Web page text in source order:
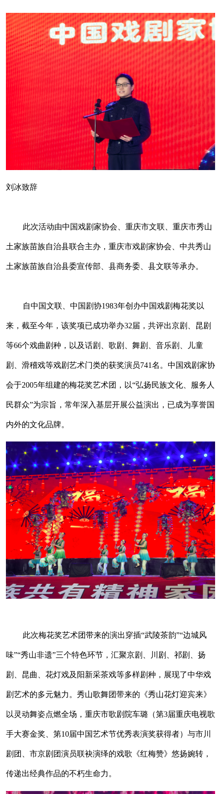
刘冰致辞
此次活动由中国戏剧家协会、重庆市文联、重庆市秀山
土家族苗族自治县联合主办，重庆市戏剧家协会、中共秀山
土家族苗族自治县委宣传部、县商务委、县文联等承办。
自中国文联、中国剧协1983年创办中国戏剧梅花奖以
来，截至今年，该奖项已成功举办32届，共评出京剧、昆剧
等66个戏曲剧种，以及话剧、歌剧、舞剧、音乐剧、儿童
剧、滑稽戏等戏剧艺术门类的获奖演员741名。中国戏剧家协
会于2005年组建的梅花奖艺术团，以“弘扬民族文化、服务人
民群众”为宗旨，常年深入基层开展公益演出，已成为享誉国
内外的文化品牌。
此次梅花奖艺术团带来的演出穿插“武陵茶韵”“边城风
味”“秀山非遗”三个特色环节，汇聚京剧、川剧、祁剧、扬
剧、昆曲、花灯戏及阳新采茶戏等多样剧种，展现了中华戏
剧艺术的多元魅力。秀山歌舞团带来的《秀山花灯迎宾来》
以灵动舞姿点燃全场，重庆市歌剧院车璐（第3届重庆电视歌
手大赛金奖、第10届中国艺术节优秀表演奖获得者）与市川
剧团、市京剧团演员联袂演绎的戏歌《红梅赞》悠扬婉转，
传递出经典作品的不朽生命力。